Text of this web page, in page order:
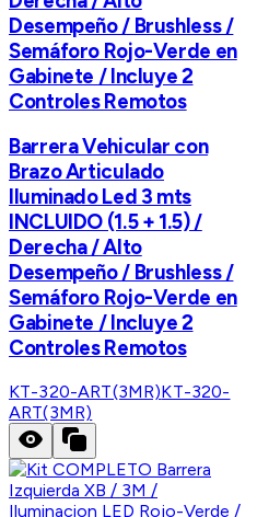
Desempeño / Brushless /
Semáforo Rojo-Verde en
Gabinete / Incluye 2
Controles Remotos
Barrera Vehicular con
Brazo Articulado
Iluminado Led 3 mts
INCLUIDO (1.5 + 1.5) /
Derecha / Alto
Desempeño / Brushless /
Semáforo Rojo-Verde en
Gabinete / Incluye 2
Controles Remotos
KT-320-ART(3MR)KT-320-
ART(3MR)